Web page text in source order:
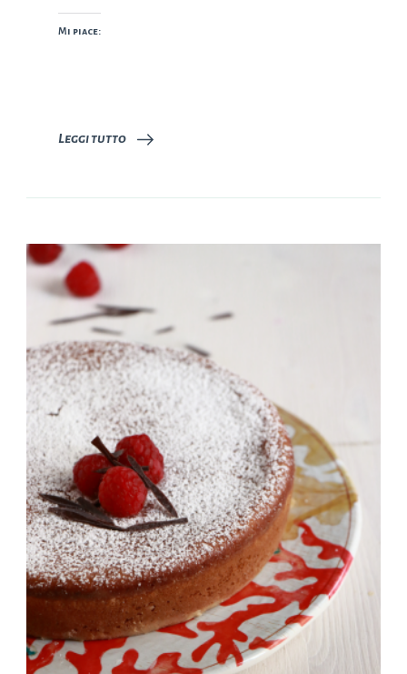
Mi piace:
Leggi tutto